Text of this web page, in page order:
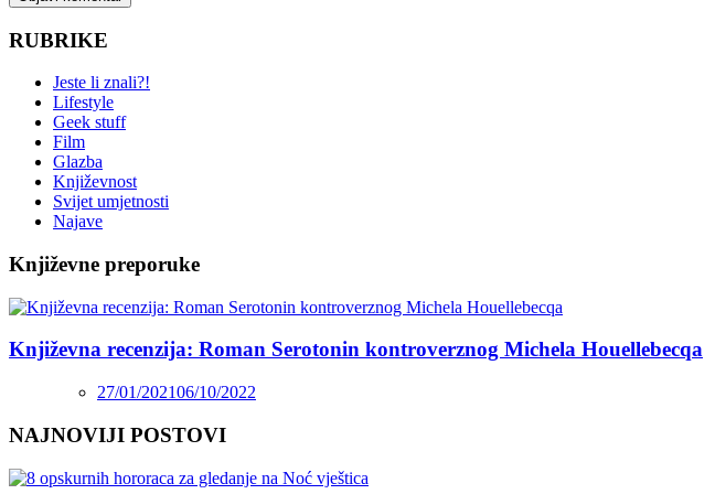
RUBRIKE
Jeste li znali?!
Lifestyle
Geek stuff
Film
Glazba
Književnost
Svijet umjetnosti
Najave
Književne preporuke
Književna recenzija: Roman Serotonin kontroverznog Michela Houellebecqa
27/01/202106/10/2022
NAJNOVIJI POSTOVI